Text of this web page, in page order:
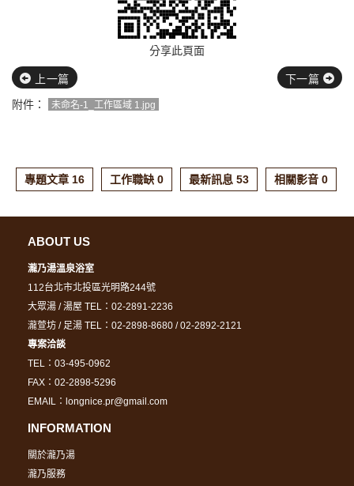
分享此頁面
上一篇
下一篇
附件：
未命名-1_工作區域 1.jpg
專題文章 16 工作職缺 0 最新訊息 53 相關影音 0
ABOUT US
瀧乃湯溫泉浴室
112台北市北投區光明路244號
大眾湯 / 湯屋 TEL：02-2891-2236
瀧萱坊 / 足湯 TEL：02-2898-8680 / 02-2892-2121
專案洽談
TEL：03-495-0962
FAX：02-2898-5296
EMAIL：longnice.pr@gmail.com
INFORMATION
關於瀧乃湯
瀧乃服務